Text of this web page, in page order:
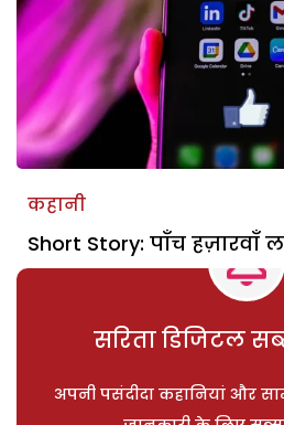
कहानी
Short Story: पाँच हज़ारवाँ
सरिता डिजिटल
अपनी पसंदीदा कहानियां और